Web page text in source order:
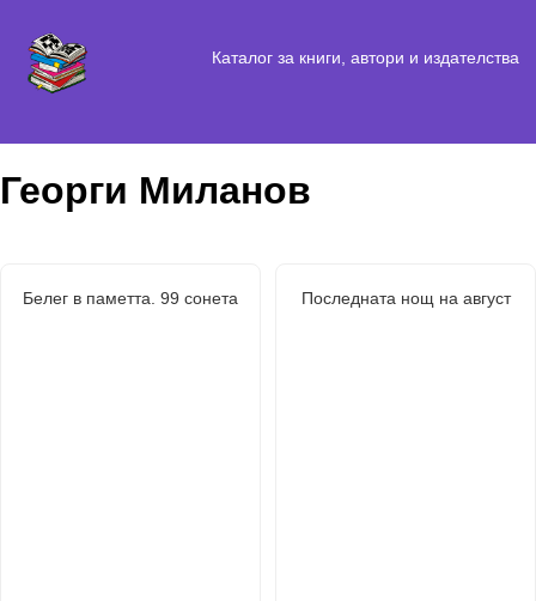
Каталог за книги, автори и издателства
Георги Миланов
Белег в паметта. 99 сонета Последната нощ на август